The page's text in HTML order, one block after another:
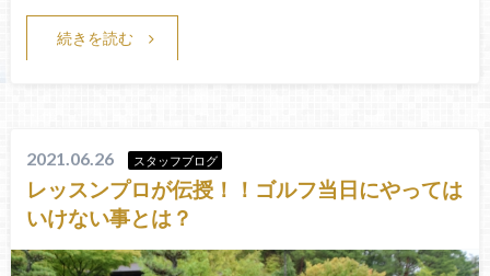
続きを読む
2021.06.26 スタッフブログ
レッスンプロが伝授！！ゴルフ当日にやっては
いけない事とは？